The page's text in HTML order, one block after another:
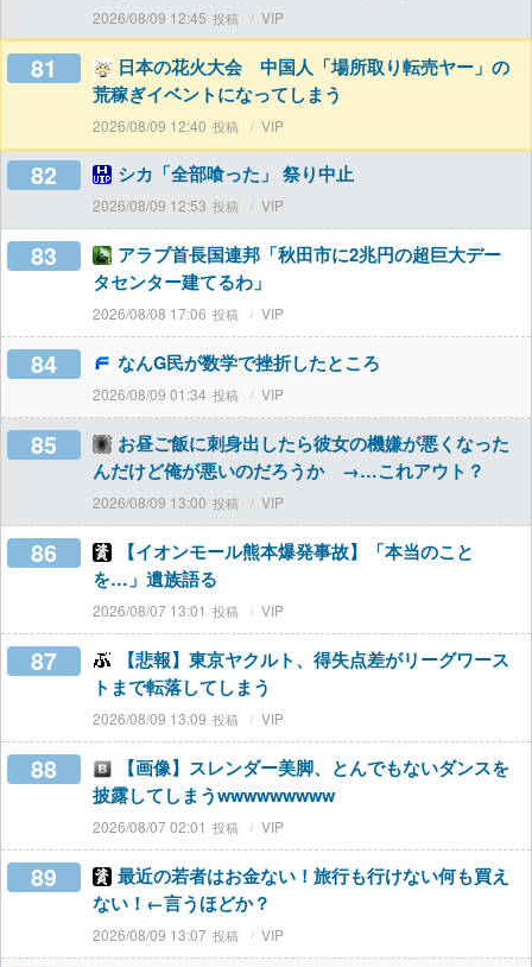
2026/08/09 12:45 VIP
81
日本の花火大会 中国人「場所取り転売ヤー」の
荒稼ぎイベントになってしまう
2026/08/09 12:40 VIP
82 シカ「全部喰った」 祭り中止
2026/08/09 12:53 VIP
83
アラブ首長国連邦「秋田市に2兆円の超巨大デー
タセンター建てるわ」
2026/08/08 17:06 VIP
84 なんG民が数学で挫折したところ
2026/08/09 01:34 VIP
85
お昼ご飯に刺身出したら彼女の機嫌が悪くなった
んだけど俺が悪いのだろうか →…これアウト？
2026/08/09 13:00 VIP
86
【イオンモール熊本爆発事故】「本当のこと
を…」遺族語る
2026/08/07 13:01 VIP
87
【悲報】東京ヤクルト、得失点差がリーグワース
トまで転落してしまう
2026/08/09 13:09 VIP
88
【画像】スレンダー美脚、とんでもないダンスを
披露してしまうwwwwwwwww
2026/08/07 02:01 VIP
89
最近の若者はお金ない！旅行も行けない何も買え
ない！←言うほどか？
2026/08/09 13:07 VIP